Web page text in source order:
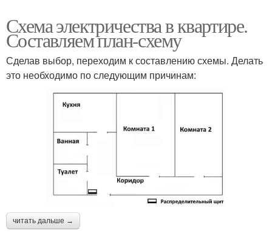
Схема электричества в квартире.
Составляем план-схему
Сделав выбор, переходим к составлению схемы. Делать
это необходимо по следующим причинам:
читать дальше →